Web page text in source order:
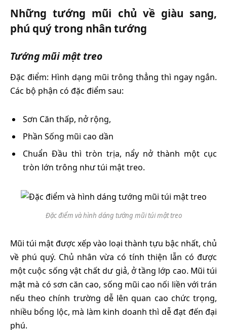
Những tướng mũi chủ về giàu sang,
phú quý trong nhân tướng
Tướng mũi mật treo
Đặc điểm: Hình dạng mũi trông thẳng thì ngay ngắn.
Các bộ phận có đặc điểm sau:
Sơn Căn thấp, nở rộng,
Phần Sống mũi cao dần
Chuẩn Đầu thì tròn trịa, nẩy nở thành một cục
tròn lớn trông như túi mật treo.
Đặc điểm và hình dáng tướng mũi túi mật treo
Mũi túi mật được xếp vào loại thành tựu bậc nhất, chủ
về phú quý. Chủ nhân vừa có tính thiện lẫn có được
một cuộc sống vật chất dư giả, ở tầng lớp cao. Mũi túi
mật mà có sơn căn cao, sống mũi cao nối liền với trán
nếu theo chính trường dễ lên quan cao chức trọng,
nhiều bổng lộc, mà làm kinh doanh thì dễ đạt đến đại
phú.